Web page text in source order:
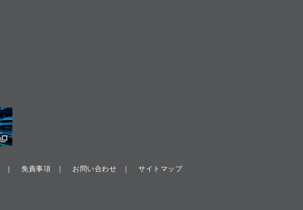
免責事項 お問い合わせ サイトマップ